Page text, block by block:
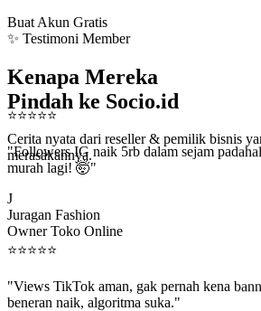
Buat Akun Gratis
✨ Testimoni Member
Kenapa Mereka
Pindah ke Socio.id
Cerita nyata dari reseller & pemilik bisnis
merasakannya.
⭐⭐⭐⭐ ⭐
"Followers IG naik 5rb dalam sejam
murah lagi! 🤯"
Juragan Fashion
Owner Toko Online
⭐⭐⭐⭐ ⭐
beneran naik, algoritma suka."